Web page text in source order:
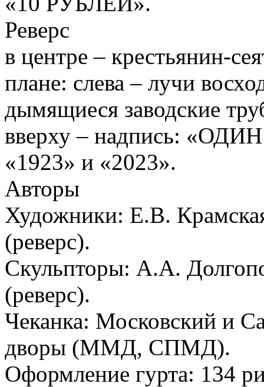
Реверс
в центре – крестьянин-
плане: слева – лучи
дымящиеся заводские
вверху – надпись:
«1923» и «2023».
Авторы
Художники: Е.В.
(реверс).
Скульпторы: А.А.
(реверс).
Чеканка: Московский и
дворы (ММД, СПМД).
Оформление гурта: 134